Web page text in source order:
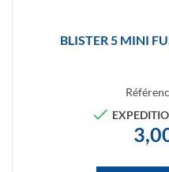
BLISTER 5 MINI
